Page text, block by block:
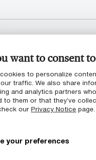
want to consent
to personalize
traffic. We also share
and analytics partners
to them or that they’ve
our Privacy Notice page.
your preferences